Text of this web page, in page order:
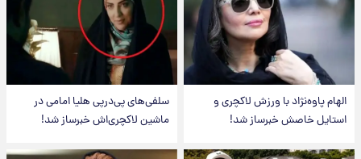
الهام پاوه‌نژاد با ورزش لاکچری و
استایل خاصش خبرساز شد!
سلفی‌های پی‌درپی هلیا امامی در
ماشین لاکچری‌اش خبرساز شد!